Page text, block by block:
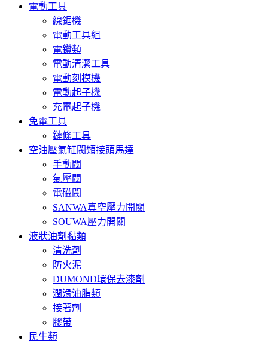
電動工具
線鋸機
電動工具組
電鑽類
電動清潔工具
電動刻模機
電動起子機
充電起子機
免電工具
鏈條工具
空油壓氣缸閥類接頭馬達
手動閥
氣壓閥
電磁閥
SANWA真空壓力開關
SOUWA壓力開關
液狀油劑黏類
清洗劑
防火泥
DUMOND環保去漆劑
潤滑油脂類
接著劑
膠帶
民生類